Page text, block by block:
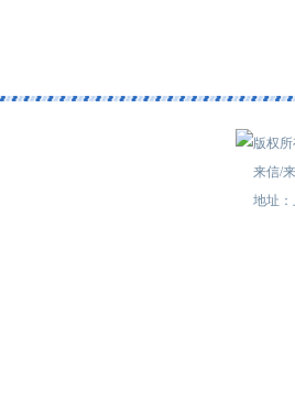
版权
来信/
地址